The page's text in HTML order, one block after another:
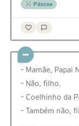
Páscoa
– Mamãe, Papai
– Não, filho.
– Coelhinho da
– Também não,